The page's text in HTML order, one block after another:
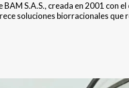
S.A.S., creada en 2001
soluciones biorracionales que